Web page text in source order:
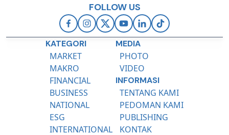
FOLLOW US
KATEGORI
MARKET
MAKRO
FINANCIAL
BUSINESS
NATIONAL
ESG
INTERNATIONAL
MEDIA
PHOTO
VIDEO
INFORMASI
TENTANG KAMI
PEDOMAN KAMI
PUBLISHING
KONTAK